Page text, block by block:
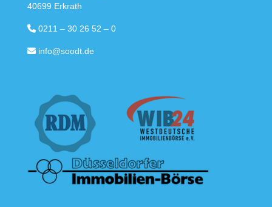
40699 Erkrath
0211 – 30 26 52 – 0
info@soodt.de